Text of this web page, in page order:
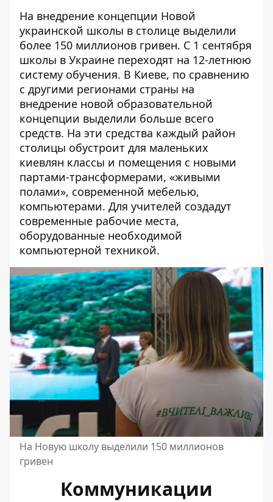
На внедрение концепции Новой
украинской школы в столице выделили
более 150 миллионов гривен. С 1 сентября
школы в Украине переходят на 12-летнюю
систему обучения. В Киеве, по сравнению
с другими регионами страны на
внедрение новой образовательной
концепции выделили больше всего
средств. На эти средства каждый район
столицы обустроит для маленьких
киевлян классы и помещения с новыми
партами-трансформерами, «живыми
полами», современной мебелью,
компьютерами. Для учителей создадут
современные рабочие места,
оборудованные необходимой
компьютерной техникой.
На Новую школу выделили 150 миллионов
гривен
Коммуникации